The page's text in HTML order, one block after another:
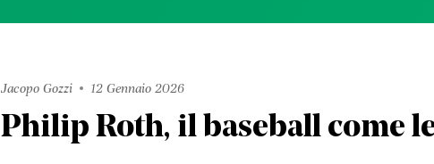
Jacopo Gozzi 12 Gennaio 2026
Philip Roth, il baseball come